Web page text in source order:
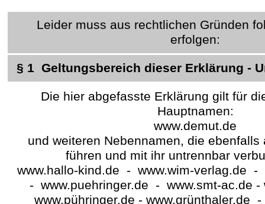
Leider muss aus rechtlichen Gründen
erfolgen:
§ 1 Geltungsbereich dieser Erklärung -
Die hier abgefasste Erklärung gilt für
Hauptnamen:
www.demut.de
und weiteren Nebennamen, die ebenfalls
führen und mit ihr untrennbar
www.hallo-kind.de - www.wim-verlag.de -
- www.puehringer.de - www.smt-ac.de -
www.pühringer.de - www.grünthaler.de -